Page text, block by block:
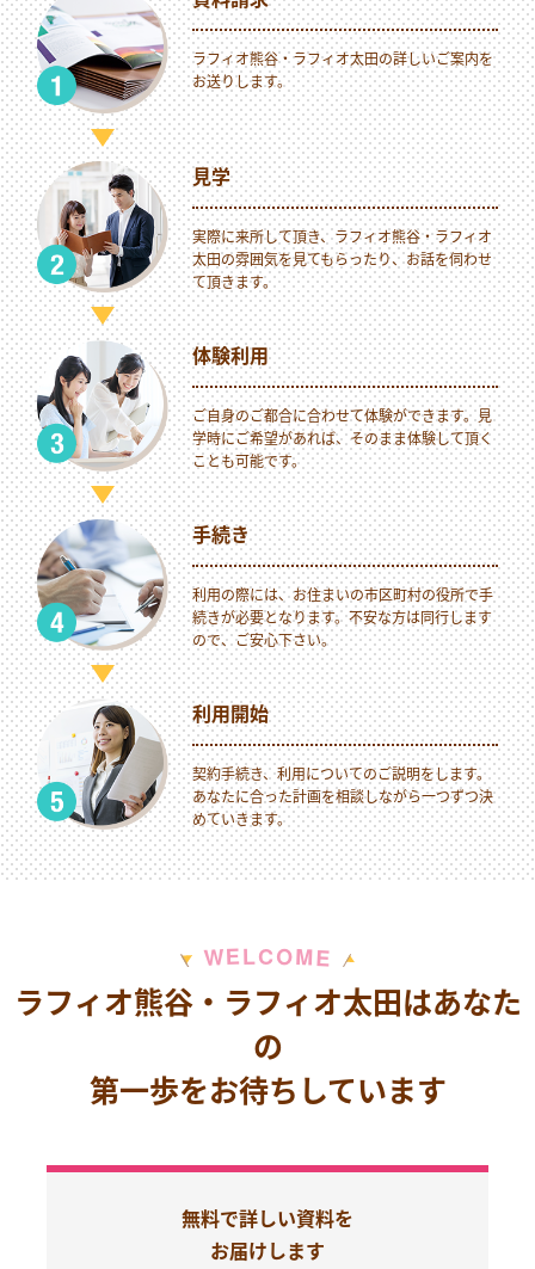
ラフィオ熊谷・ラフィオ太田の詳しいご案内を
お送りします。
見学
実際に来所して頂き、ラフィオ熊谷・ラフィオ
太田の雰囲気を見てもらったり、お話を伺わせ
て頂きます。
体験利用
ご自身のご都合に合わせて体験ができます。見
学時にご希望があれば、そのまま体験して頂く
ことも可能です。
手続き
利用の際には、お住まいの市区町村の役所で手
続きが必要となります。不安な方は同行します
ので、ご安心下さい。
利用開始
契約手続き、利用についてのご説明をします。
あなたに合った計画を相談しながら一つずつ決
めていきます。
WELCOME
ラフィオ熊谷・ラフィオ太田はあなた
の
第一歩をお待ちしています
無料で詳しい資料を
お届けします